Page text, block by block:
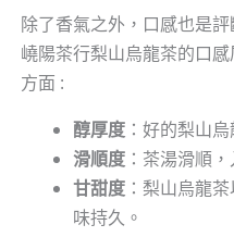
除了香氣之外，口感也是
嶢陽茶行梨山烏龍茶的口
方面 :
醇厚度：好的梨山烏
滑順度：茶湯滑順，
甘甜度：梨山烏龍
味持久。